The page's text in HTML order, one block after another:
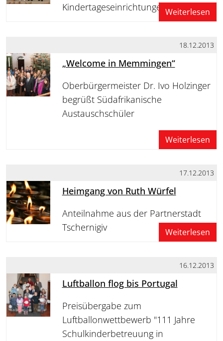
Kindertageseinrichtungen geschult
Weiterlesen
18.12.2013
„Welcome in Memmingen“
Oberbürgermeister Dr. Ivo Holzinger
begrüßt Südafrikanische
Austauschschüler
Weiterlesen
17.12.2013
Heimgang von Ruth Würfel
Anteilnahme aus der Partnerstadt
Tschernigiv
Weiterlesen
16.12.2013
Luftballon flog bis Portugal
Preisübergabe zum
Luftballonwettbewerb "111 Jahre
Schulkinderbetreuung in